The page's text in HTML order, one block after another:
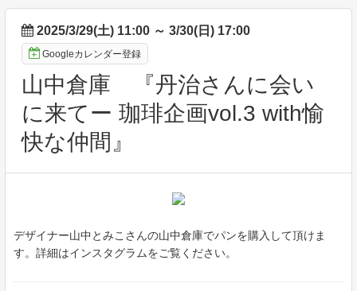
2025/3/29(土) 11:00 ～ 3/30(日) 17:00
Googleカレンダー登録
山中倉庫 『丹治さんに会い
に来てー 珈琲企画vol.3 with愉
快な仲間』
デザイナー山中とみこさんの山中倉庫でパンを購入して頂けま
す。詳細はインスタグラムをご覧ください。